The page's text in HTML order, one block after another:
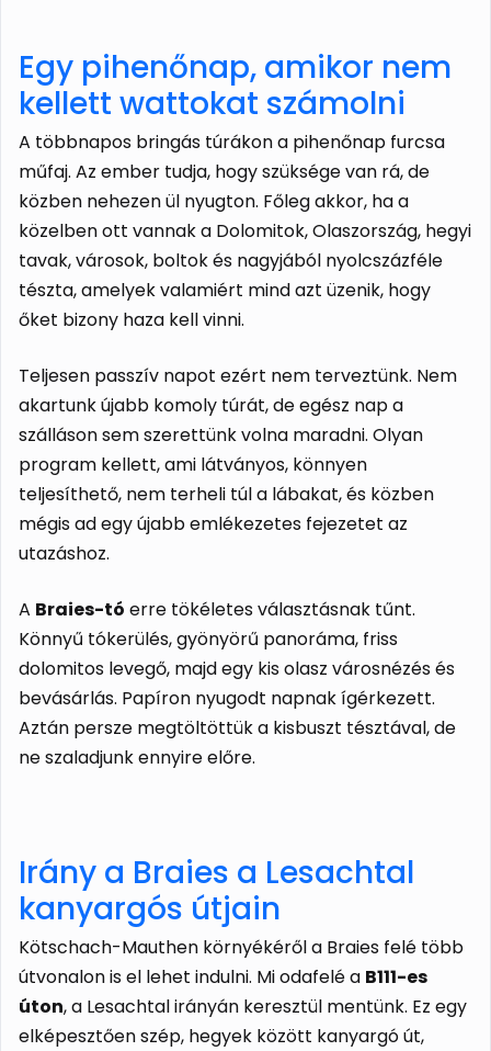
Egy pihenőnap, amikor nem
kellett wattokat számolni
A többnapos bringás túrákon a pihenőnap furcsa
műfaj. Az ember tudja, hogy szüksége van rá, de
közben nehezen ül nyugton. Főleg akkor, ha a
közelben ott vannak a Dolomitok, Olaszország, hegyi
tavak, városok, boltok és nagyjából nyolcszázféle
tészta, amelyek valamiért mind azt üzenik, hogy
őket bizony haza kell vinni.
Teljesen passzív napot ezért nem terveztünk. Nem
akartunk újabb komoly túrát, de egész nap a
szálláson sem szerettünk volna maradni. Olyan
program kellett, ami látványos, könnyen
teljesíthető, nem terheli túl a lábakat, és közben
mégis ad egy újabb emlékezetes fejezetet az
utazáshoz.
A Braies-tó erre tökéletes választásnak tűnt.
Könnyű tókerülés, gyönyörű panoráma, friss
dolomitos levegő, majd egy kis olasz városnézés és
bevásárlás. Papíron nyugodt napnak ígérkezett.
Aztán persze megtöltöttük a kisbuszt tésztával, de
ne szaladjunk ennyire előre.
Irány a Braies a Lesachtal
kanyargós útjain
Kötschach-Mauthen környékéről a Braies felé több
útvonalon is el lehet indulni. Mi odafelé a B111-es
úton, a Lesachtal irányán keresztül mentünk. Ez egy
elképesztően szép, hegyek között kanyargó út,